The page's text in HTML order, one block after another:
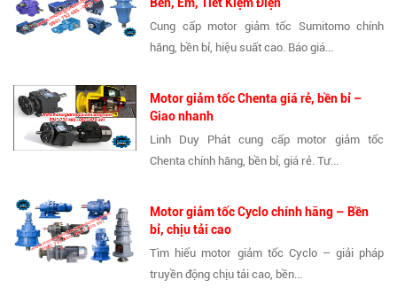
Cung cấp motor giảm tốc Sumitomo chính
hãng, bền bỉ, hiệu suất cao. Báo giá...
Motor giảm tốc Chenta giá rẻ, bền bỉ –
Giao nhanh
Linh Duy Phát cung cấp motor giảm tốc
Chenta chính hãng, bền bỉ, giá rẻ. Tư...
Motor giảm tốc Cyclo chính hãng – Bền
bỉ, chịu tải cao
Tìm hiểu motor giảm tốc Cyclo – giải pháp
truyền động chịu tải cao, bền...